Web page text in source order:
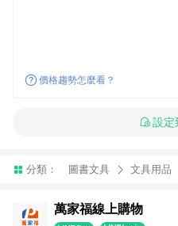
價格趨勢怎麼看？
設定
分類： 圖書文具 文具用品
萬家福線上購物